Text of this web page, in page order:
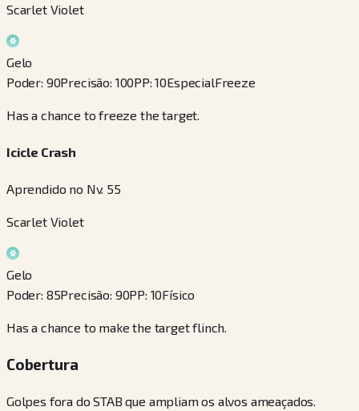
Scarlet Violet
Gelo
Poder: 90Precisão: 100PP:10EspecialFreeze
Has a chance to freeze the target.
Icicle Crash
Aprendido no Nv. 55
Scarlet Violet
Gelo
Poder: 85Precisão: 90PP: 10Físico
Has a chance to make the target flinch.
Cobertura
Golpes fora do STAB que ampliam os alvos ameaçados.